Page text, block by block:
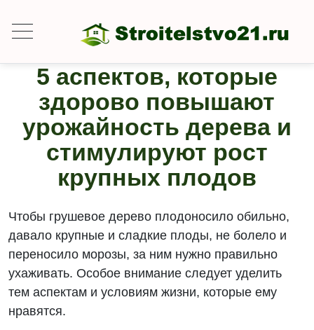
5 аспектов, которые
здорово повышают
урожайность дерева и
стимулируют рост
крупных плодов
Чтобы грушевое дерево плодоносило обильно,
давало крупные и сладкие плоды, не болело и
переносило морозы, за ним нужно правильно
ухаживать. Особое внимание следует уделить
тем аспектам и условиям жизни, которые ему
нравятся.